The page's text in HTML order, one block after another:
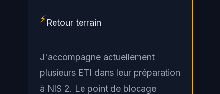
⚡Retour terrain
J'accompagne actuellement
plusieurs ETI dans leur préparation
à NIS 2. Le point de blocage